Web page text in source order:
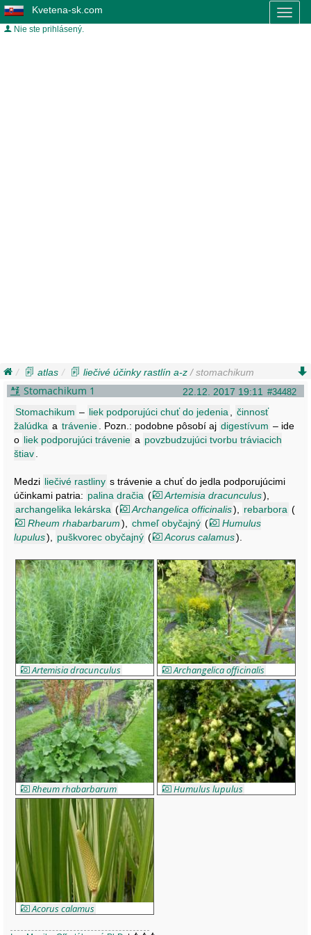
Kvetena-sk.com
Nie ste prihlásený.
atlas liečivé účinky rastlín a-z / stomachikum
22.12. 2017 19:11
#34482
Stomachikum 1
Stomachikum – liek podporujúci chuť do jedenia
činnosť
žalúdka a trávenie . Pozn.: podobne pôsobí aj digestívum – ide
o liek podporujúci trávenie a povzbudzujúci tvorbu tráviacich
štiav
Medzi liečivé rastliny s trávenie a chuť do jedla podporujúcimi
účinkami patria: palina dračia ( Artemisia dracunculus),
archangelika lekárska ( Archangelica officinalis), rebarbora (
Rheum rhabarbarum), chmeľ obyčajný (
Humulus
lupulus), puškvorec obyčajný ( Acorus calamus).
Artemisia dracunculus Archangelica officinalis
Rheum rhabarbarum Humulus lupulus
Acorus calamus